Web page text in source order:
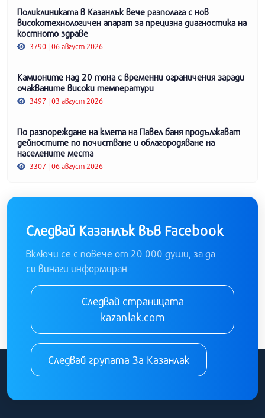
Поликлиниката в Казанлък вече разполага с нов
високотехнологичен апарат за прецизна диагностика на
костното здраве
3790 | 06 август 2026
Камионите над 20 тона с временни ограничения заради
очакваните високи температури
3497 | 03 август 2026
По разпореждане на кмета на Павел баня продължават
дейностите по почистване и облагородяване на
населените места
3307 | 06 август 2026
Следвай Казанлък във Facebook
Включи се с повече от 20 000 души, за да
си винаги информиран
Следвай страницата
kazanlak.com
Следвай групата За Казанлак